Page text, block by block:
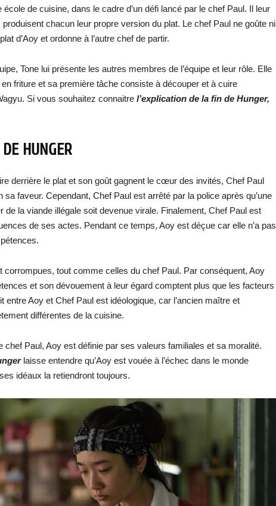
école de cuisine, dans le cadre d’un défi lancé par le chef Paul. Il leur
chacun leur propre version du plat. Le chef Paul ne goûte ni
d’Aoy et ordonne à l’autre chef de partir.
Tone lui présente les autres membres de l’équipe et leur rôle. Elle
friture et sa première tâche consiste à découper et à cuire
Si vous souhaitez connaitre l’explication de la fin de Hunger,
HUNGER
derrière le plat et son goût gagnent le cœur des invités, Chef Paul
faveur. Cependant, Chef Paul est arrêté par la police après qu’une
de la viande illégale soit devenue virale. Finalement, Chef Paul est
de ses actes. Pendant ce temps, Aoy est déçue car elle n’a pas
corrompues, tout comme celles du chef Paul. Par conséquent, Aoy
et son dévouement à leur égard comptent plus que les facteurs
entre Aoy et Chef Paul est idéologique, car l’ancien maître et
différentes de la cuisine.
Paul, Aoy est définie par ses valeurs familiales et sa moralité.
laisse entendre qu’Aoy est vouée à l’échec dans le monde
idéaux la retiendront toujours.